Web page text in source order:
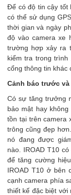
Để có độ tin cậy tốt
có thể sử dụng
thời gian và ngày
độ vào camera xe
trường hợp xảy ra
kiểm tra trong
cổng thông tin khác
Cảnh báo trước
Có sự tăng trưởng
bảo mật hay
tồn tại trên camera
trông cũng đẹp
nó đang được
nào. IROAD T10
để tăng cường
IROAD T10 ở bên
cạnh camera phía
thiết kế đặc biệt với